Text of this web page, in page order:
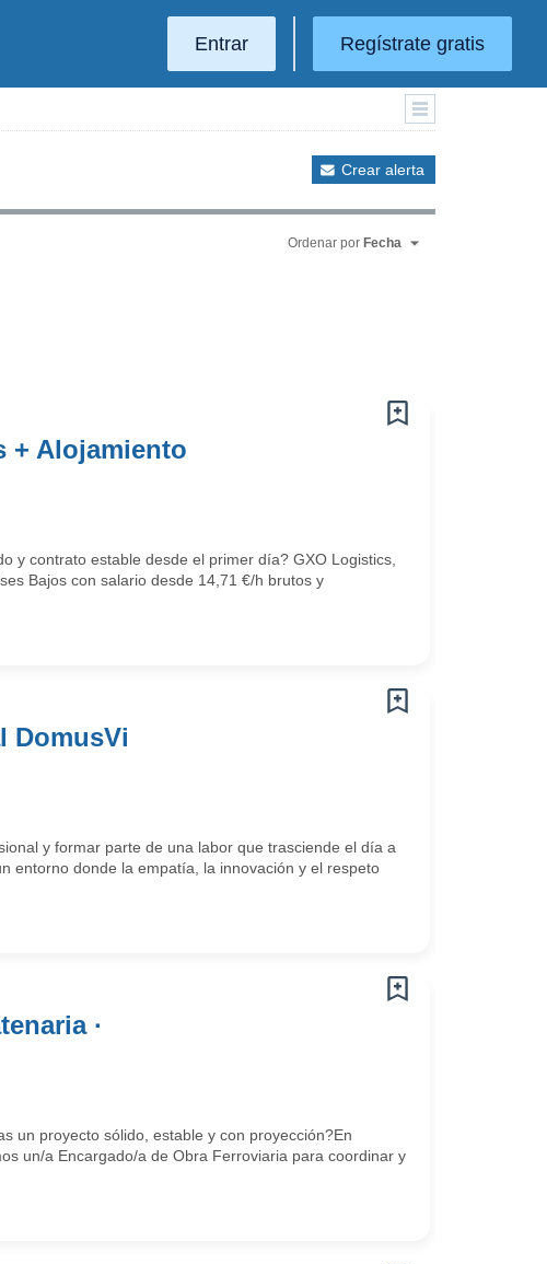
Entrar Regístrate gratis
Crear alerta
Ordenar por Fecha
+ Alojamiento
y contrato estable desde el primer día? GXO Logistics,
Bajos con salario desde 14,71 €/h brutos y
DomusVi
y formar parte de una labor que trasciende el día a
entorno donde la empatía, la innovación y el respeto
·
un proyecto sólido, estable y con proyección?En
un/a Encargado/a de Obra Ferroviaria para coordinar y